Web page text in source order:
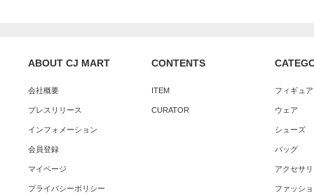
ABOUT CJ MART
会社概要
プレスリリース
インフォメーション
会員登録
マイページ
プライバシーポリシー
CONTENTS
ITEM
CURATOR
フィギュ
ウェア
シューズ
バッグ
アクセサ
ファッシ